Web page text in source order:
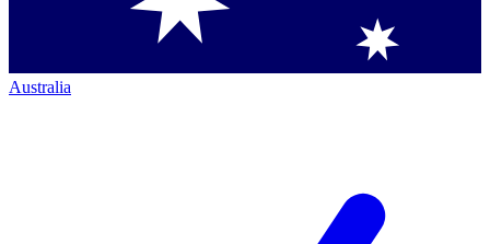
Australia